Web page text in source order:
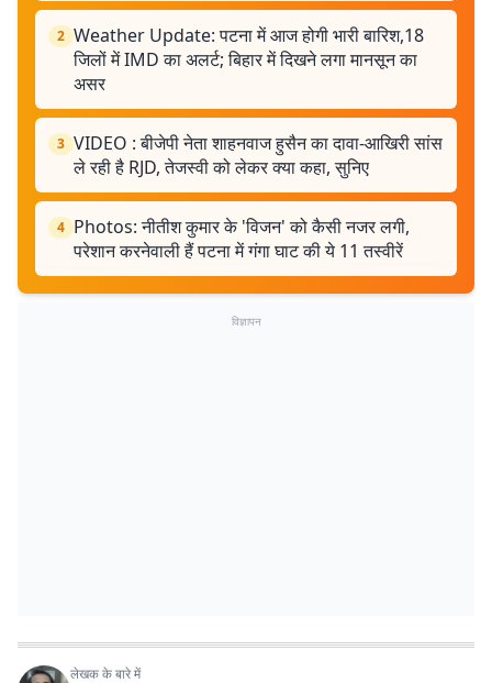
2 Weather Update: पटना में आज होगी भारी बारिश,18
जिलों में IMD का अलर्ट; बिहार में दिखने लगा मानसून का
असर
3 VIDEO : बीजेपी नेता शाहनवाज हुसैन का दावा-आखिरी सांस
ले रही है RJD, तेजस्वी को लेकर क्या कहा, सुनिए
4 Photos: नीतीश कुमार के 'विजन' को कैसी नजर लगी,
परेशान करनेवाली हैं पटना में गंगा घाट की ये 11 तस्वीरें
विज्ञापन
लेखक के बारे में